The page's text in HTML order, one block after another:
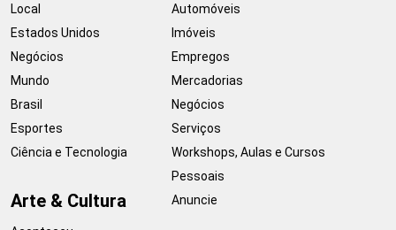
Local
Estados Unidos
Negócios
Mundo
Brasil
Esportes
Ciência e Tecnologia
Arte & Cultura
Automóveis
Imóveis
Empregos
Mercadorias
Negócios
Serviços
Workshops, Aulas e Cursos
Pessoais
Anuncie